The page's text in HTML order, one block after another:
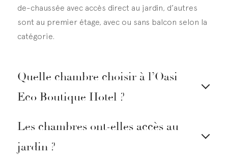
de-chaussée avec accès direct au jardin, d’autres
sont au premier étage, avec ou sans balcon selon la
catégorie.
Quelle chambre choisir à l’Oasi
Eco Boutique Hotel ?
Les chambres ont-elles accès au
jardin ?